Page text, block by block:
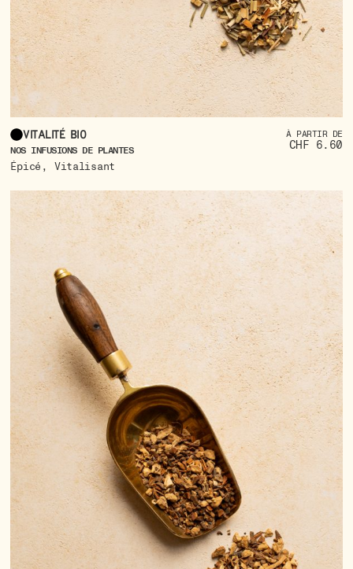
Vitalité bio
NOS INFUSIONS DE PLANTES
Épicé , Vitalisant
À PARTIR DE
CHF 6.60